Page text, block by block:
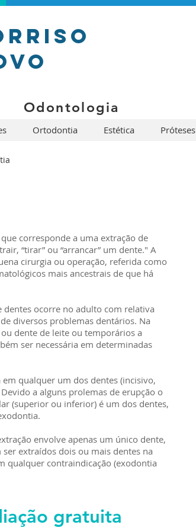
O d o n t o l o g i a
Ortodontia Estética Próteses
corresponde a uma extração de
“tirar” ou “arrancar” um dente." A
cirurgia ou operação, referida como
mais ancestrais de que há
dentes ocorre no adulto com relativa
diversos problemas dentários. Na
dente de leite ou temporários a
ser necessária em determinadas
qualquer um dos dentes (incisivo,
a alguns prolemas de erupção o
(superior ou inferior) é um dos dentes,
envolve apenas um único dente,
extraídos dois ou mais dentes na
qualquer contraindicação (exodontia
gratuita